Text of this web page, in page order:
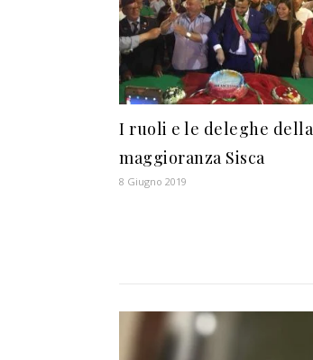
I ruoli e le deleghe della
maggioranza Sisca
8 Giugno 2019